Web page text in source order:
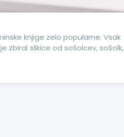
knjige zelo popularne. Vsak
zbiral slikice od sošolcev, sošolk,